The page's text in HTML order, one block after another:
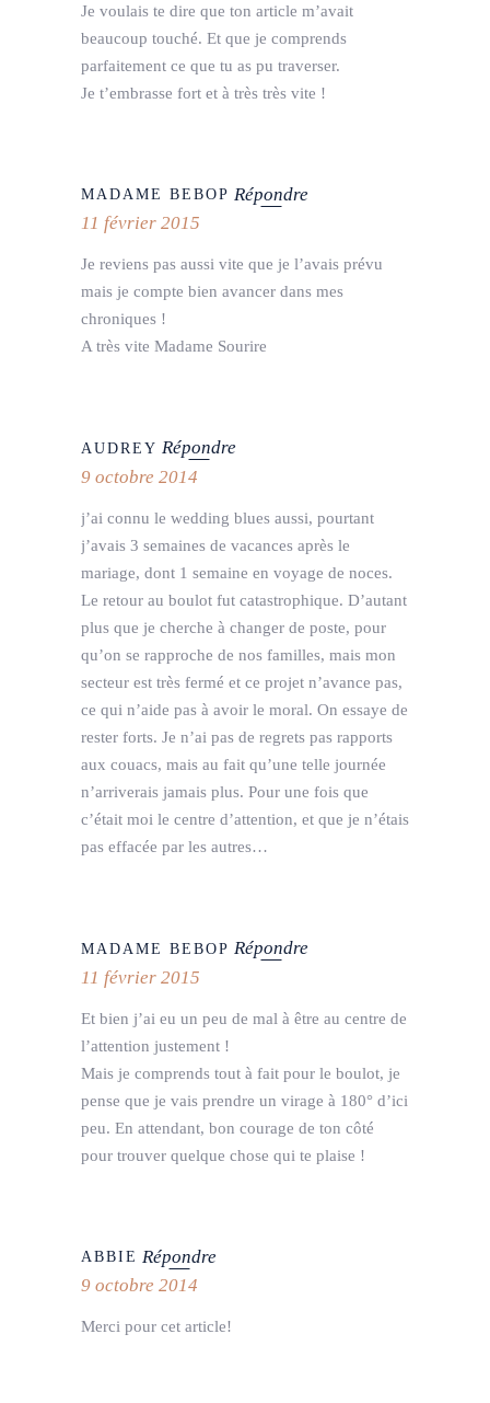
Je voulais te dire que ton article m’avait
beaucoup touché. Et que je comprends
parfaitement ce que tu as pu traverser.
Je t’embrasse fort et à très très vite !
MADAME BEBOP Répondre
11 février 2015
Je reviens pas aussi vite que je l’avais prévu
mais je compte bien avancer dans mes
chroniques !
A très vite Madame Sourire
AUDREY Répondre
9 octobre 2014
j’ai connu le wedding blues aussi, pourtant
j’avais 3 semaines de vacances après le
mariage, dont 1 semaine en voyage de noces.
Le retour au boulot fut catastrophique. D’autant
plus que je cherche à changer de poste, pour
qu’on se rapproche de nos familles, mais mon
secteur est très fermé et ce projet n’avance pas,
ce qui n’aide pas à avoir le moral. On essaye de
rester forts. Je n’ai pas de regrets pas rapports
aux couacs, mais au fait qu’une telle journée
n’arriverais jamais plus. Pour une fois que
c’était moi le centre d’attention, et que je n’étais
pas effacée par les autres…
MADAME BEBOP Répondre
11 février 2015
Et bien j’ai eu un peu de mal à être au centre de
l’attention justement !
Mais je comprends tout à fait pour le boulot, je
pense que je vais prendre un virage à 180° d’ici
peu. En attendant, bon courage de ton côté
pour trouver quelque chose qui te plaise !
ABBIE Répondre
9 octobre 2014
Merci pour cet article!